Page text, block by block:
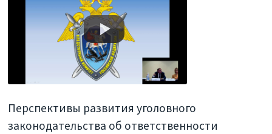
Перспективы развития уголовного
законодательства об ответственности